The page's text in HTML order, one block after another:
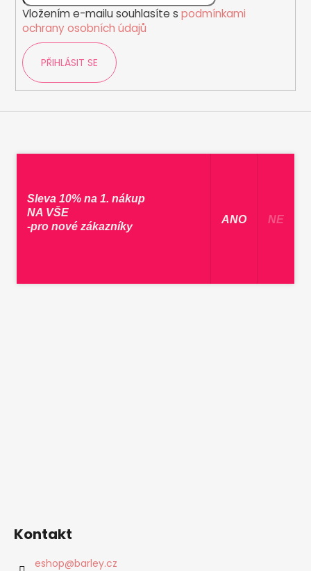
Vložením e-mailu souhlasíte s podmínkami
ochrany osobních údajů
PŘIHLÁSIT SE
Kontakt
eshop@barley.cz
Sleva 10% na 1. nákup
NA VŠE
-pro nové zákazníky
​ ANO ​ NE